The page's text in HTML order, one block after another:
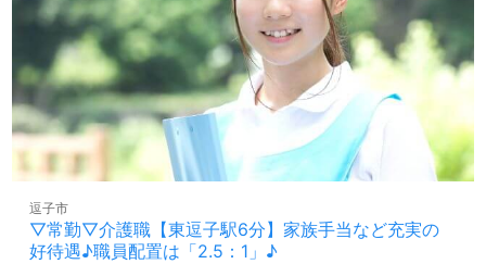
▽常勤▽介護職【東逗子駅6分】家族手当など充実の
好待遇♪職員配置は「2.5：1」♪
逗子市